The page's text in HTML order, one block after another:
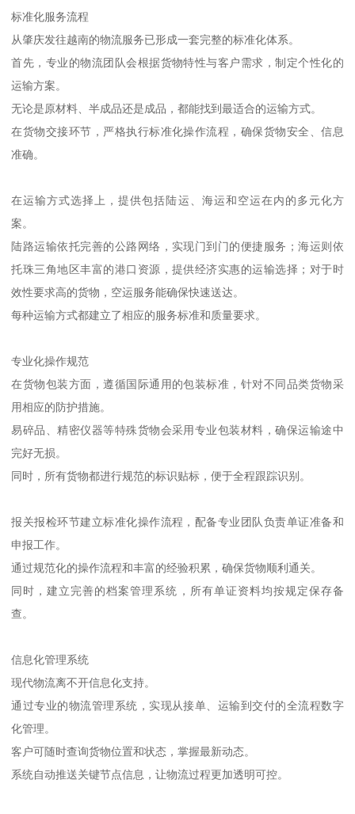
标准化服务流程
从肇庆发往越南的物流服务已形成一套完整的标准化体系。
首先，专业的物流团队会根据货物特性与客户需求，制定个性化的
运输方案。
无论是原材料、半成品还是成品，都能找到最适合的运输方式。
在货物交接环节，严格执行标准化操作流程，确保货物安全、信息
准确。
在运输方式选择上，提供包括陆运、海运和空运在内的多元化方
案。
陆路运输依托完善的公路网络，实现门到门的便捷服务；海运则依
托珠三角地区丰富的港口资源，提供经济实惠的运输选择；对于时
效性要求高的货物，空运服务能确保快速送达。
每种运输方式都建立了相应的服务标准和质量要求。
专业化操作规范
在货物包装方面，遵循国际通用的包装标准，针对不同品类货物采
用相应的防护措施。
易碎品、精密仪器等特殊货物会采用专业包装材料，确保运输途中
完好无损。
同时，所有货物都进行规范的标识贴标，便于全程跟踪识别。
报关报检环节建立标准化操作流程，配备专业团队负责单证准备和
申报工作。
通过规范化的操作流程和丰富的经验积累，确保货物顺利通关。
同时，建立完善的档案管理系统，所有单证资料均按规定保存备
查。
信息化管理系统
现代物流离不开信息化支持。
通过专业的物流管理系统，实现从接单、运输到交付的全流程数字
化管理。
客户可随时查询货物位置和状态，掌握最新动态。
系统自动推送关键节点信息，让物流过程更加透明可控。